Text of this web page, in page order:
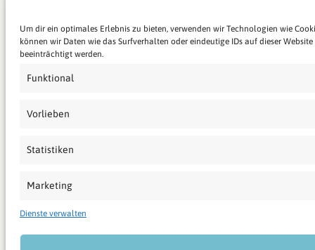
Um dir ein optimales Erlebnis zu bieten, verwenden wir Technologien wie
können wir Daten wie das Surfverhalten oder eindeutige IDs auf dieser
beeinträchtigt werden.
Funktional
Vorlieben
Statistiken
Marketing
Dienste verwalten